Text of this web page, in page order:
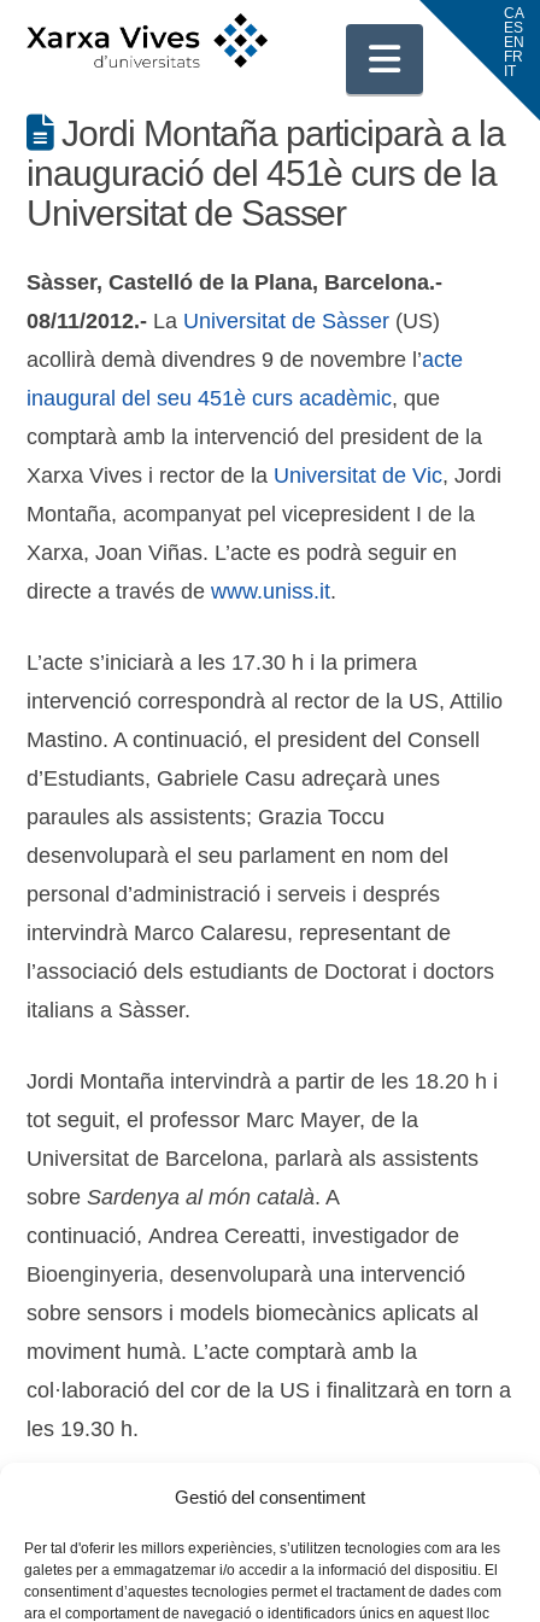
Gestió del consentiment
Per tal d'oferir les millors experiències, s’utilitzen tecnologies com ara les
galetes per a emmagatzemar i/o accedir a la informació del dispositiu. El
consentiment d’aquestes tecnologies permet el tractament de dades com
ara el comportament de navegació o identificadors únics en aquest lloc
Jordi Montaña participarà a la
inauguració del 451è curs de la
Universitat de Sasser
Sàsser, Castelló de la Plana, Barcelona.-
08/11/2012.- La Universitat de Sàsser (US)
acollirà demà divendres 9 de novembre l’acte
inaugural del seu 451è curs acadèmic, que
comptarà amb la intervenció del president de la
Xarxa Vives i rector de la Universitat de Vic, Jordi
Montaña, acompanyat pel vicepresident I de la
Xarxa, Joan Viñas. L’acte es podrà seguir en
directe a través dewww.uniss.it.
L’acte s’iniciarà a les 17.30 h i la primera
intervenció correspondrà al rector de la US, Attilio
Mastino. A continuació, el president del Consell
d’Estudiants, Gabriele Casu adreçarà unes
paraules als assistents; Grazia Toccu
desenvoluparà el seu parlament en nom del
personal d’administració i serveis i després
intervindrà Marco Calaresu, representant de
l’associació dels estudiants de Doctorat i doctors
italians a Sàsser.
Jordi Montaña intervindrà a partir de les 18.20 h i
tot seguit, el professor Marc Mayer, de la
Universitat de Barcelona, parlarà als assistents
sobreSardenya al món català. A
continuació, Andrea Cereatti, investigador de
Bioenginyeria, desenvoluparà una intervenció
sobre sensors i models biomecànics aplicats al
moviment humà. L’acte comptarà amb la
col·laboració del cor de la US i finalitzarà en torn a
les 19.30 h.
regió Vives